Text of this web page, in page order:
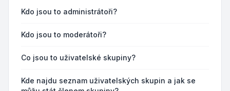
Kdo jsou to administrátoři?
Kdo jsou to moderátoři?
Co jsou to uživatelské skupiny?
Kde najdu seznam uživatelských skupin a jak se